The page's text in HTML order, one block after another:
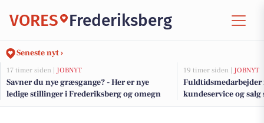
VORES Frederiksberg
Seneste nyt ›
17 timer siden | JOBNYT
Savner du nye græsgange? - Her er nye
ledige stillinger i Frederiksberg og omegn
19 timer siden | JOBNYT
Fuldtidsmedarbejder
kundeservice og
på Frederiksberg